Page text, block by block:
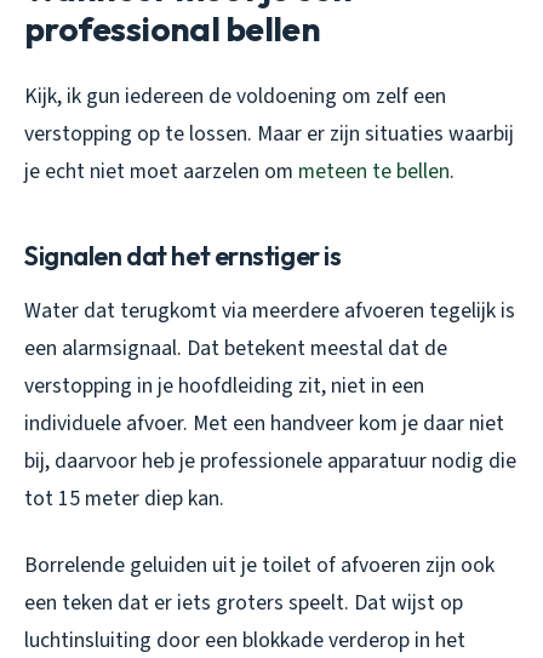
professional bellen
Kijk, ik gun iedereen de voldoening om zelf een
verstopping op te lossen. Maar er zijn situaties waarbij
je echt niet moet aarzelen om meteen te bellen.
Signalen dat het ernstiger is
Water dat terugkomt via meerdere afvoeren tegelijk is
een alarmsignaal. Dat betekent meestal dat de
verstopping in je hoofdleiding zit, niet in een
individuele afvoer. Met een handveer kom je daar niet
bij, daarvoor heb je professionele apparatuur nodig die
tot 15 meter diep kan.
Borrelende geluiden uit je toilet of afvoeren zijn ook
een teken dat er iets groters speelt. Dat wijst op
luchtinsluiting door een blokkade verderop in het